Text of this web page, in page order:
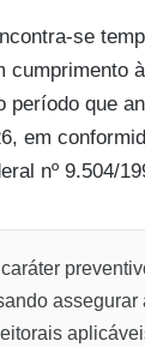
se
cumprimento
período que
em
nº 9.504/
assegurar